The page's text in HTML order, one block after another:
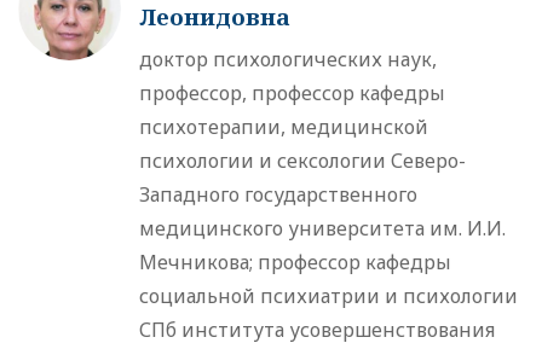
Леонидовна
доктор психологических наук,
профессор, профессор кафедры
психотерапии, медицинской
психологии и сексологии Северо-
Западного государственного
медицинского университета им. И.И.
Мечникова; профессор кафедры
социальной психиатрии и психологии
СПб института усовершенствования